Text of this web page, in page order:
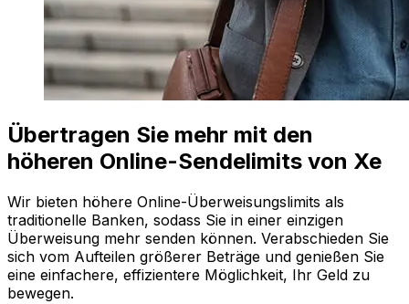
Übertragen Sie mehr mit den
höheren Online-Sendelimits von Xe
Wir bieten höhere Online-Überweisungslimits als
traditionelle Banken, sodass Sie in einer einzigen
Überweisung mehr senden können. Verabschieden Sie
sich vom Aufteilen größerer Beträge und genießen Sie
eine einfachere, effizientere Möglichkeit, Ihr Geld zu
bewegen.